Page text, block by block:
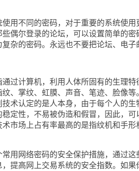
不同的密码，对于重要的系统使用
偶尔登录的论坛，可以设置简单的
复杂的密码。永远也不要把论坛、电
计算机，利用人体所固有的生理特
、掌纹、虹膜、声音、笔迹、脸像
术认定的是人本身，由于每个人的生
定性，不易被伪造和假冒，因此，
市场上占有率最高的是指纹机和手
网络密码的安全保护措施，通过这
提高网上交易系统的安全指数。如